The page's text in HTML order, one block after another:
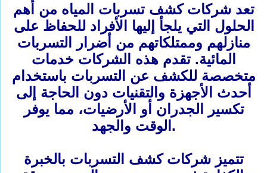
تعد شركات كشف تسربات المياه من أهم
الحلول التي يلجأ إليها الأفراد للحفاظ على
منازلهم وممتلكاتهم من أضرار التسربات
المائية. تقدم هذه الشركات خدمات
متخصصة للكشف عن التسربات باستخدام
أحدث الأجهزة والتقنيات دون الحاجة إلى
تكسير الجدران أو الأرضيات، مما يوفر
الوقت والجهد.
تتميز شركات كشف التسربات بالخبرة